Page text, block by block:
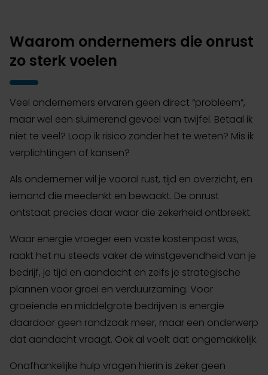
Waarom ondernemers die onrust
zo sterk voelen
Veel ondernemers ervaren geen direct “probleem”,
maar wel een sluimerend gevoel van twijfel. Betaal ik
niet te veel? Loop ik risico zonder het te weten? Mis ik
verplichtingen of kansen?
Als ondernemer wil je vooral rust, tijd en overzicht, en
iemand die meedenkt en bewaakt. De onrust
ontstaat precies daar waar die zekerheid ontbreekt.
Waar energie vroeger een vaste kostenpost was,
raakt het nu steeds vaker de winstgevendheid van je
bedrijf, je tijd en aandacht en zelfs je strategische
plannen voor groei en verduurzaming. Voor
groeiende en middelgrote bedrijven is energie
daardoor geen randzaak meer, maar een onderwerp
dat aandacht vraagt. Ook al voelt dat ongemakkelijk.
Onafhankelijke hulp vragen hierin is zeker geen